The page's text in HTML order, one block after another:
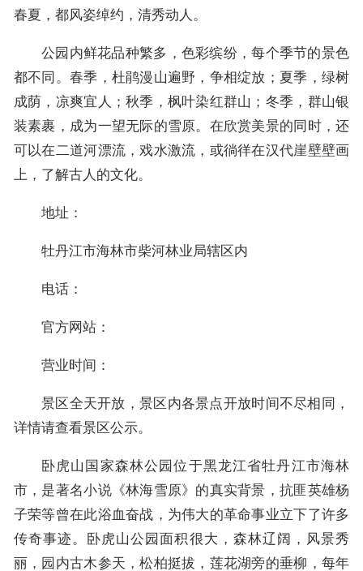
春夏，都风姿绰约，清秀动人。
公园内鲜花品种繁多，色彩缤纷，每个季节的景色
都不同。春季，杜鹃漫山遍野，争相绽放；夏季，绿树
成荫，凉爽宜人；秋季，枫叶染红群山；冬季，群山银
装素裹，成为一望无际的雪原。在欣赏美景的同时，还
可以在二道河漂流，戏水激流，或徜徉在汉代崖壁壁画
上，了解古人的文化。
地址：
牡丹江市海林市柴河林业局辖区内
电话：
官方网站：
营业时间：
景区全天开放，景区内各景点开放时间不尽相同，
详情请查看景区公示。
卧虎山国家森林公园位于黑龙江省牡丹江市海林
市，是著名小说《林海雪原》的真实背景，抗匪英雄杨
子荣等曾在此浴血奋战，为伟大的革命事业立下了许多
传奇事迹。卧虎山公园面积很大，森林辽阔，风景秀
丽，园内古木参天，松柏挺拔，莲花湖旁的垂柳，每年